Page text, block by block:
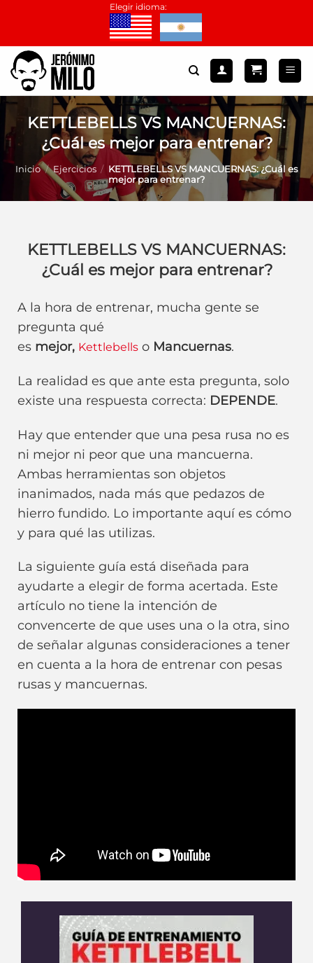
contenido
Elegir idioma:
KETTLEBELLS VS MANCUERNAS:
¿Cuál es mejor para entrenar?
Inicio / Ejercicios / KETTLEBELLS VS MANCUERNAS: ¿Cuál es
mejor para entrenar?
KETTLEBELLS VS MANCUERNAS:
¿Cuál es mejor para entrenar?
A la hora de entrenar, mucha gente se
pregunta qué
es mejor, Kettlebells o Mancuernas.
La realidad es que ante esta pregunta, solo
existe una respuesta correcta: DEPENDE.
Hay que entender que una pesa rusa no es
ni mejor ni peor que una mancuerna.
Ambas herramientas son objetos
inanimados, nada más que pedazos de
hierro fundido. Lo importante aquí es cómo
y para qué las utilizas.
La siguiente guía está diseñada para
ayudarte a elegir de forma acertada. Este
artículo no tiene la intención de
convencerte de que uses una o la otra, sino
de señalar algunas consideraciones a tener
en cuenta a la hora de entrenar con pesas
rusas y mancuernas.